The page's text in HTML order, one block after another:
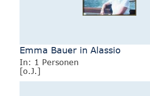
Emma Bauer in Alassio
In: 1 Personen
[o.J.]